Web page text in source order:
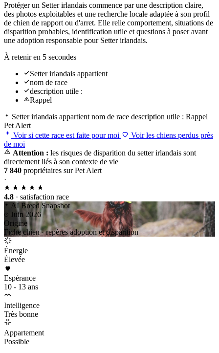
Protéger un Setter irlandais commence par une description claire,
des photos exploitables et une recherche locale adaptée à son profil
de chien de rapport ou d'arret. Elle relie comportement, situations de
disparition probables, identification utile et questions à poser avant
une adoption responsable pour Setter irlandais.
À retenir en 5 secondes
Setter irlandais appartient
nom de race
description utile :
Rappel
Setter irlandais appartient nom de race description utile : Rappel
Pet Alert
Voir si cette race est faite pour moi
Voir les chiens perdus près
de moi
Attention : les risques de disparition du setter irlandais sont
directement liés à son contexte de vie
7 840 propriétaires sur Pet Alert
·
4.8 · satisfaction race
AI Breed Snapshot
Juin 2026
Origine
Fiche chien · repères adoption et disparition
Énergie
Élevée
Espérance
10 - 13 ans
Intelligence
Très bonne
Appartement
Possible